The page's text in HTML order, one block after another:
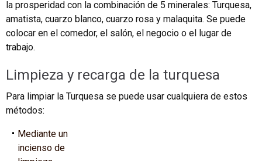
la prosperidad con la combinación de 5 minerales: Turquesa,
amatista, cuarzo blanco, cuarzo rosa y malaquita. Se puede
colocar en el comedor, el salón, el negocio o el lugar de
trabajo.
Limpieza y recarga de la turquesa
Para limpiar la Turquesa se puede usar cualquiera de estos
métodos:
Mediante un
incienso de